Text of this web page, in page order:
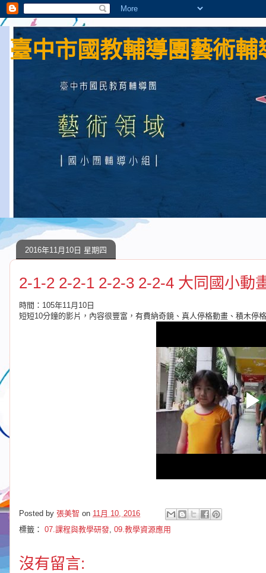
臺中市國教輔導團藝術
2016年11月10日 星期四
2-1-2 2-2-1 2-2-3 2-2-4 大同國小動
時間：105年11月10日
短短10分鐘的影片，內容很豐富，有費納奇鏡、真人停格動畫、積木停
Posted by 張美智 on 11月 10, 2016
標籤： 07.課程與教學研發, 09.教學資源應用
沒有留言: